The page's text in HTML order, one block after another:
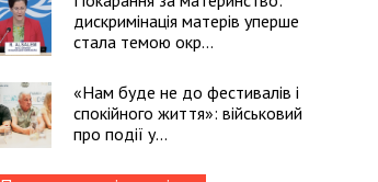
дискримінація матерів уперше
стала темою окр...
«Нам буде не до фестивалів і
спокійного життя»: військовий
про події у...